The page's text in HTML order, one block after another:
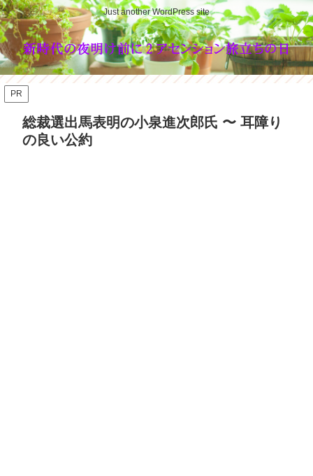
Just another WordPress site
PR
総裁選出馬表明の小泉進次郎氏 〜 耳障り
の良い公約